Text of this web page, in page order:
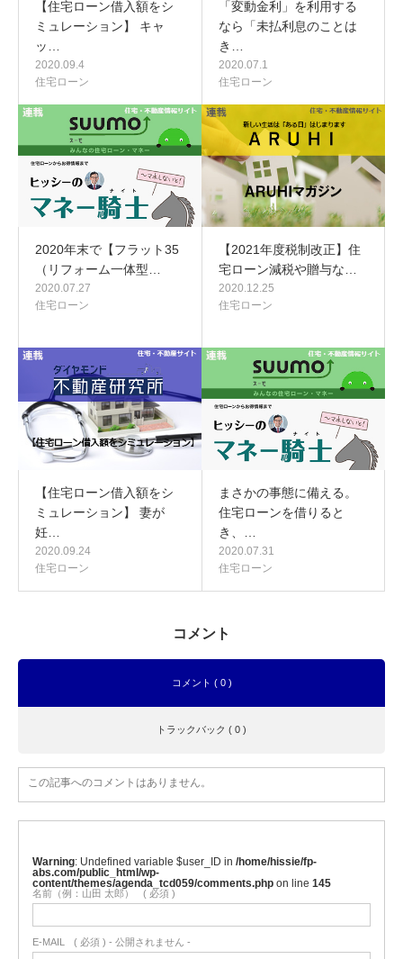
【住宅ローン借入額をシ
ミュレーション】 キャ
ッ…
2020.09.4
住宅ローン
「変動金利」を利用する
なら「未払利息のことは
き…
2020.07.1
住宅ローン
2020年末で【フラット35
（リフォーム一体型…
2020.07.27
住宅ローン
【2021年度税制改正】住
宅ローン減税や贈与な…
2020.12.25
住宅ローン
【住宅ローン借入額をシ
ミュレーション】 妻が
妊…
2020.09.24
住宅ローン
まさかの事態に備える。
住宅ローンを借りると
き、…
2020.07.31
住宅ローン
コメント
コメント ( 0 )
トラックバック ( 0 )
この記事へのコメントはありません。
Warning : Undefined variable $user_ID in /home/hissie/fp-
abs.com/public_html/wp-
content/themes/agenda_tcd059/comments.php on line 145
名前（例：山田 太郎） ( 必須 )
E-MAIL ( 必須 ) - 公開されません -